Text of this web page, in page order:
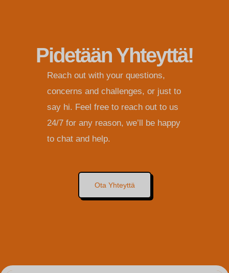
Pidetään Yhteyttä!
Reach out with your questions,
concerns and challenges, or just to
say hi. Feel free to reach out to us
24/7 for any reason, we’ll be happy
to chat and help.
Ota Yhteyttä